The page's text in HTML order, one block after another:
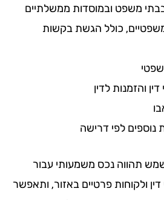
משפט ובמוסדות ממשלתיים
כולל הגשת בקשות
לדין
לפי דרישה
נכס משמעותי עבור
פרטיים באזור, ותאפשר